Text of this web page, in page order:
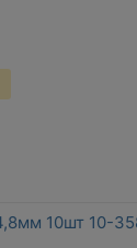
10шт 10-